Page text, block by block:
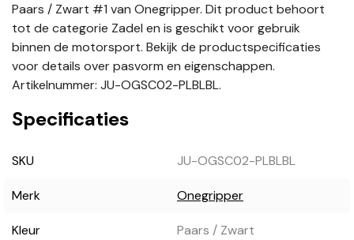
Paars / Zwart #1 van Onegripper. Dit product behoort
tot de categorie Zadel en is geschikt voor gebruik
binnen de motorsport. Bekijk de productspecificaties
voor details over pasvorm en eigenschappen.
Artikelnummer: JU-OGSC02-PLBLBL.
Specificaties
SKU JU-OGSC02-PLBLBL
Merk Onegripper
Kleur Paars / Zwart